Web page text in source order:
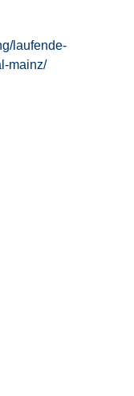
laufende-
mainz/